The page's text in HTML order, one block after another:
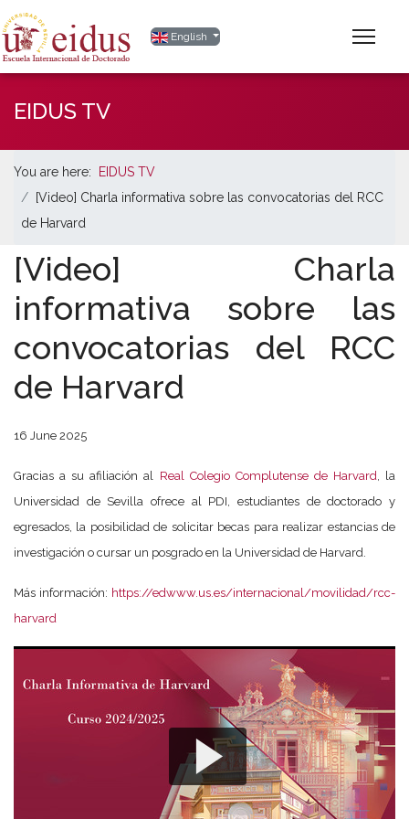
Select your language
English
EIDUS TV
You are here:
EIDUS TV
[Video] Charla informativa sobre las convocatorias del RCC
de Harvard
[Video] Charla
informativa sobre las
convocatorias del RCC
de Harvard
16 June 2025
Gracias a su afiliación al Real Colegio Complutense de Harvard, la
Universidad de Sevilla ofrece al PDI, estudiantes de doctorado y
egresados, la posibilidad de solicitar becas para realizar estancias de
investigación o cursar un posgrado en la Universidad de Harvard.
Más información: https://edwww.us.es/internacional/movilidad/rcc-
harvard